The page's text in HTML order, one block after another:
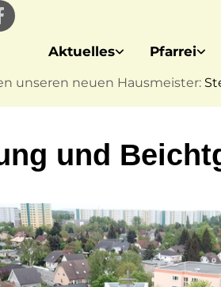
Aktuelles Pfarrei
unseren neuen Hausmeister:
und